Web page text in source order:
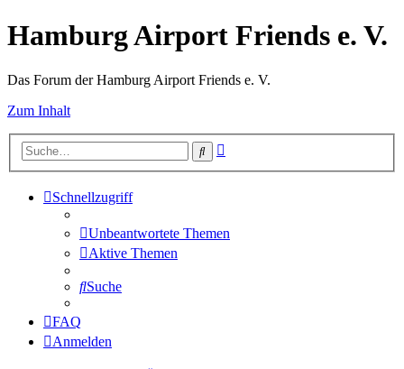
Hamburg Airport Friends e. V.
Das Forum der Hamburg Airport Friends e. V.
Zum Inhalt
Suche
Schnellzugriff
Unbeantwortete Themen
Aktive Themen
Suche
FAQ
Anmelden